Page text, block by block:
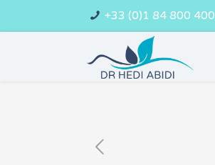
+33 (0)1 84 800 400